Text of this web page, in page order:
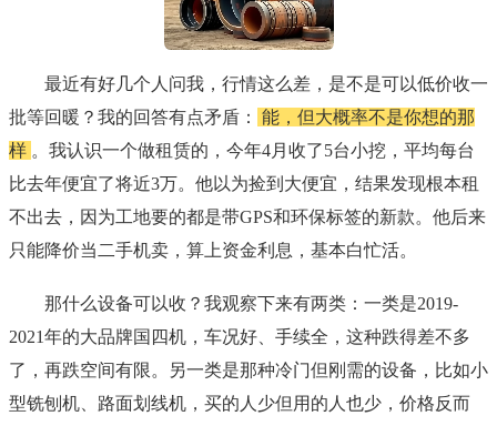
最近有好几个人问我，行情这么差，是不是可以低价收一
批等回暖？我的回答有点矛盾：
能，但大概率不是你想的那
样 。我认识一个做租赁的，今年4月收了5台小挖，平均每台
比去年便宜了将近3万。他以为捡到大便宜，结果发现根本租
不出去，因为工地要的都是带GPS和环保标签的新款。他后来
只能降价当二手机卖，算上资金利息，基本白忙活。
那什么设备可以收？我观察下来有两类：一类是2019-
2021年的大品牌国四机，车况好、手续全，这种跌得差不多
了，再跌空间有限。另一类是那种冷门但刚需的设备，比如小
型铣刨机、路面划线机，买的人少但用的人也少，价格反而